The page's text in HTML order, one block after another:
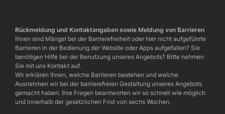
Rückmeldung und Kontaktangaben sowie Meldung von Barrieren
Ihnen sind Mängel bei der Barrierefreiheit oder hier nicht aufgeführte
Barrieren in der Bedienung der Website oder Apps aufgefallen? Sie
benötigen Hilfe bei der Benutzung unseres Angebots? Bitte nehmen
Sie mit uns Kontakt auf.
Wir erklären Ihnen, welche Barrieren bestehen und welche
Ausnahmen wir bei der barrierefreien Gestaltung unseres Angebots
gemacht haben. Ihre Fragen beantworten wir so schnell wie möglich
und innerhalb der gesetzlichen Frist von sechs Wochen.